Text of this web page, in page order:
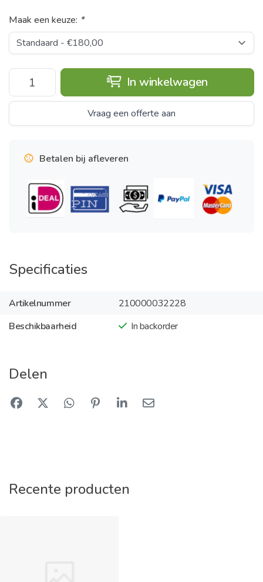
Maak een keuze: *
In winkelwagen
Vraag een offerte aan
Betalen bij afleveren
Specificaties
Artikelnummer
210000032228
Beschikbaarheid
In backorder
Delen
Recente producten